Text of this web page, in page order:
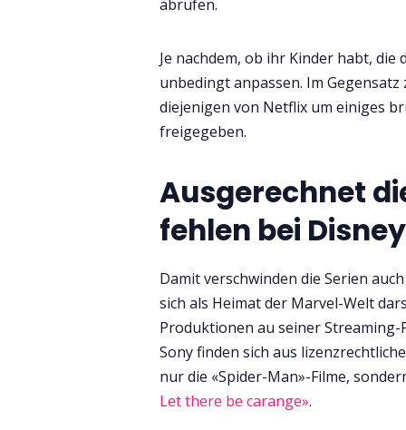
abrufen.
Je nachdem, ob ihr Kinder habt,
unbedingt anpassen. Im
diejenigen von Netflix um einiges
freigegeben.
Ausgerechnet
fehlen bei
Damit verschwinden die Serien
sich als Heimat der Marvel-Welt
Produktionen au seiner
Sony finden sich aus
nur die «Spider-Man»-Filme,
Let there be carange».